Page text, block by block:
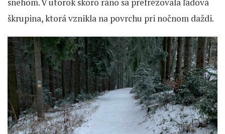
škrupina, ktorá vznikla na povrchu pri nočnom daždi.